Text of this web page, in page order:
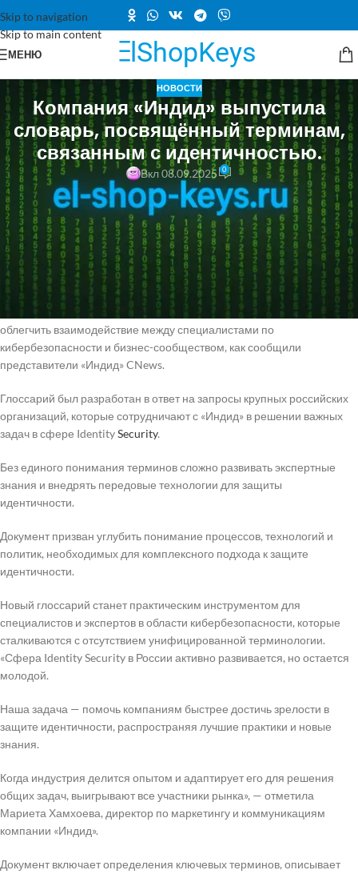
Skip to navigation
Skip to main content
МЕНЮ
НОВОСТИ
Компания «Индид» выпустила
словарь, посвящённый терминам,
связанным с идентичностью.
Вкл 08.09.2025 0
Компания «Индид» представила новый глоссарий терминов,
связанных с защитой идентичности.
Этот документ, созданный при поддержке «Айдентити Клуба»,
первого профессионального сообщества в области Identity Security,
включает 20 ключевых понятий, касающихся этой темы.
Основная цель глоссария — унифицировать терминологию и
облегчить взаимодействие между специалистами по
кибербезопасности и бизнес-сообществом, как сообщили
представители «Индид» CNews.
Глоссарий был разработан в ответ на запросы крупных российских
организаций, которые сотрудничают с «Индид» в решении важных
задач в сфере IdentitySecurity.
Без единого понимания терминов сложно развивать экспертные
знания и внедрять передовые технологии для защиты
идентичности.
Документ призван углубить понимание процессов, технологий и
политик, необходимых для комплексного подхода к защите
идентичности.
Новый глоссарий станет практическим инструментом для
специалистов и экспертов в области кибербезопасности, которые
сталкиваются с отсутствием унифицированной терминологии.
«Сфера Identity Security в России активно развивается, но остается
молодой.
Наша задача — помочь компаниям быстрее достичь зрелости в
защите идентичности, распространяя лучшие практики и новые
знания.
Когда индустрия делится опытом и адаптирует его для решения
общих задач, выигрывают все участники рынка», — отметила
Мариета Хамхоева, директор по маркетингу и коммуникациям
компании «Индид».
Документ включает определения ключевых терминов, описывает